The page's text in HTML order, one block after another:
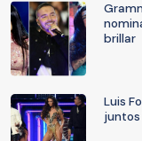
brillar
Luis
juntos